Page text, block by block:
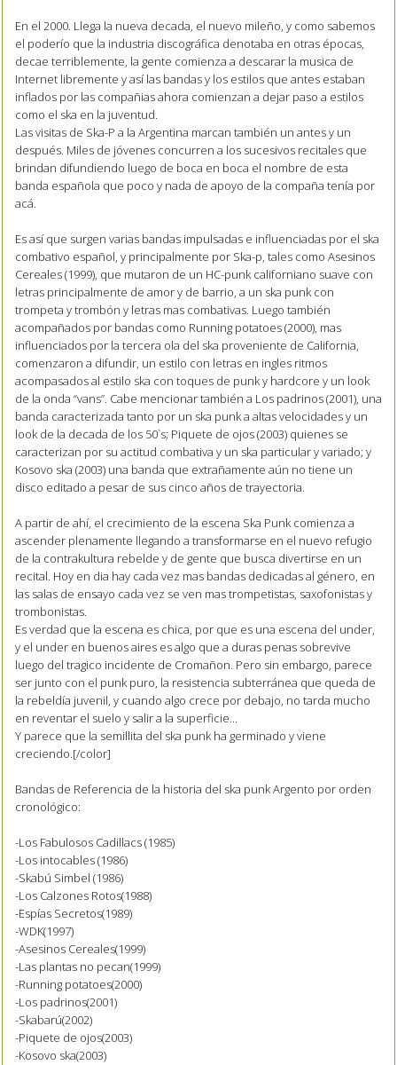
En el 2000. Llega la nueva decada, el nuevo mileño, y como sabemos
el poderío que la industria discográfica denotaba en otras épocas,
decae terriblemente, la gente comienza a descarar la musica de
Internet libremente y así las bandas y los estilos que antes estaban
inflados por las compañias ahora comienzan a dejar paso a estilos
como el ska en la juventud.
Las visitas de Ska-P a la Argentina marcan también un antes y un
después. Miles de jóvenes concurren a los sucesivos recitales que
brindan difundiendo luego de boca en boca el nombre de esta
banda española que poco y nada de apoyo de la compaña tenía por
acá.
Es así que surgen varias bandas impulsadas e influenciadas por el ska
combativo español, y principalmente por Ska-p, tales como Asesinos
Cereales (1999), que mutaron de un HC-punk californiano suave con
letras principalmente de amor y de barrio, a un ska punk con
trompeta y trombón y letras mas combativas. Luego también
acompañados por bandas como Running potatoes (2000), mas
influenciados por la tercera ola del ska proveniente de California,
comenzaron a difundir, un estilo con letras en ingles ritmos
acompasados al estilo ska con toques de punk y hardcore y un look
de la onda “vans”. Cabe mencionar también a Los padrinos (2001), una
banda caracterizada tanto por un ska punk a altas velocidades y un
look de la decada de los 50`s; Piquete de ojos (2003) quienes se
caracterizan por su actitud combativa y un ska particular y variado; y
Kosovo ska (2003) una banda que extrañamente aún no tiene un
disco editado a pesar de sus cinco años de trayectoria.
A partir de ahí, el crecimiento de la escena Ska Punk comienza a
ascender plenamente llegando a transformarse en el nuevo refugio
de la contrakultura rebelde y de gente que busca divertirse en un
recital. Hoy en dia hay cada vez mas bandas dedicadas al género, en
las salas de ensayo cada vez se ven mas trompetistas, saxofonistas y
trombonistas.
Es verdad que la escena es chica, por que es una escena del under,
y el under en buenos aires es algo que a duras penas sobrevive
luego del tragico incidente de Cromañon. Pero sin embargo, parece
ser junto con el punk puro, la resistencia subterránea que queda de
la rebeldía juvenil, y cuando algo crece por debajo, no tarda mucho
en reventar el suelo y salir a la superficie...
Y parece que la semillita del ska punk ha germinado y viene
creciendo.[/color]
Bandas de Referencia de la historia del ska punk Argento por orden
cronológico:
-Los Fabulosos Cadillacs (1985)
-Los intocables (1986)
-Skabú Simbel (1986)
-Los Calzones Rotos(1988)
-Espías Secretos(1989)
-WDK(1997)
-Asesinos Cereales(1999)
-Las plantas no pecan(1999)
-Running potatoes(2000)
-Los padrinos(2001)
-Skabarú(2002)
-Piquete de ojos(2003)
-Kosovo ska(2003)